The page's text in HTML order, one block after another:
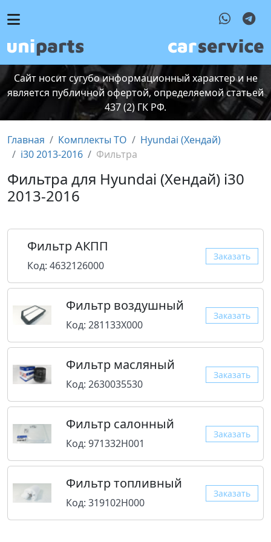
Сайт носит сугубо информационный характер и не
является публичной офертой, определяемой статьей
437 (2) ГК РФ.
Главная Комплекты ТО
Hyundai (Хендай)
i30 2013-2016
Фильтра
Фильтра для Hyundai (Хендай) i30
2013-2016
Фильтр АКПП
Код: 4632126000
Заказать
Фильтр воздушный
Код: 281133X000
Заказать
Фильтр масляный
Код: 2630035530
Заказать
Фильтр салонный
Код: 971332H001
Заказать
Фильтр топливный
Код: 319102H000
Заказать